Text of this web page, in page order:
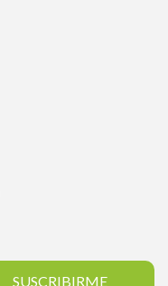
SUSCRIBIRME